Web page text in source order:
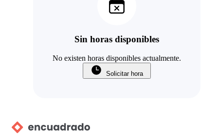
Sin horas disponibles
No existen horas disponibles actualmente.
Solicitar hora